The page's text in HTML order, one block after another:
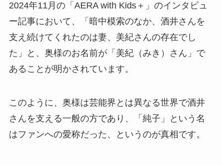
2024年11月の「AERA with Kids＋」のインタビュ
ー記事において、「暗中模索のなか、酒井さんを
支え続けてくれたのは妻、美紀さんの存在でし
た」と、奥様のお名前が「美紀（みき）さん」で
あることが明かされています。
このように、奥様は芸能界とは異なる世界で酒井
さんを支える一般の方であり、「純子」という名
はファンへの愛称だった、というのが真相です。